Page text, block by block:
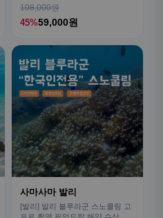
108,000원
45%59,000원
사마사마 발리
[발리] 발리 블루라군 스노쿨링 고